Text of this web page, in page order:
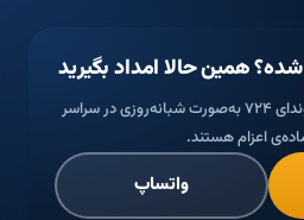
همین حالا امداد بگیرید
کارشناسان امداد خودرو هیوندای ۷۲۴ به‌صورت شبانه‌روزی در سراسر
اعزام هستند.
واتساپ